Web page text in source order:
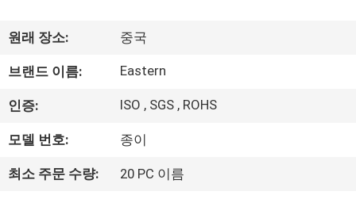
우
리
에
원래 장소: 중국
브랜드 이름: Eastern
인증: ISO , SGS , ROHS
모델 번호: 종이
최소 주문 수량: 20 PC 이름